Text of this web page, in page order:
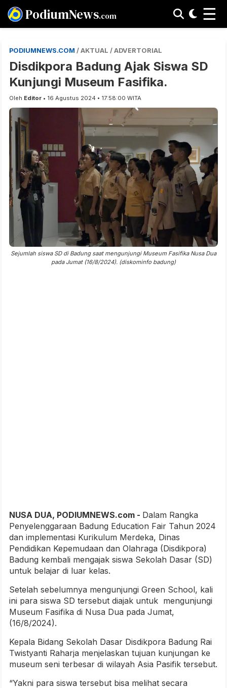
PodiumNews.com ☰
PODIUMNEWS.COM / AKTUAL / ADVERTORIAL
Disdikpora Badung Ajak Siswa SD
Kunjungi Museum Fasifika.
Oleh Editor • 16 Agustus 2024 • 17:58:00 WITA
Sejumlah siswa SD di Badung saat mengunjungi Museum Fasifika Nusa Dua
pada Jumat (16/8/2024). (diskominfo badung)
NUSA DUA, PODIUMNEWS.com - Dalam Rangka
Penyelenggaraan Badung Education Fair Tahun 2024
dan implementasi Kurikulum Merdeka, Dinas
Pendidikan Kepemudaan dan Olahraga (Disdikpora)
Badung kembali mengajak siswa Sekolah Dasar (SD)
untuk belajar di luar kelas.
Setelah sebelumnya mengunjungi Green School, kali
ini para siswa SD tersebut diajak untuk mengunjungi
Museum Fasifika di Nusa Dua pada Jumat,
(16/8/2024).
Kepala Bidang Sekolah Dasar Disdikpora Badung Rai
Twistyanti Raharja menjelaskan tujuan kunjungan ke
museum seni terbesar di wilayah Asia Pasifik tersebut.
“Yakni para siswa tersebut bisa melihat secara